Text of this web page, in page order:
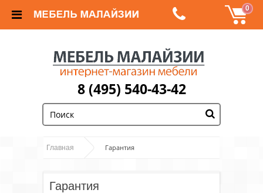
0
8 (495) 540-43-42
Главная Гарантия
Гарантия